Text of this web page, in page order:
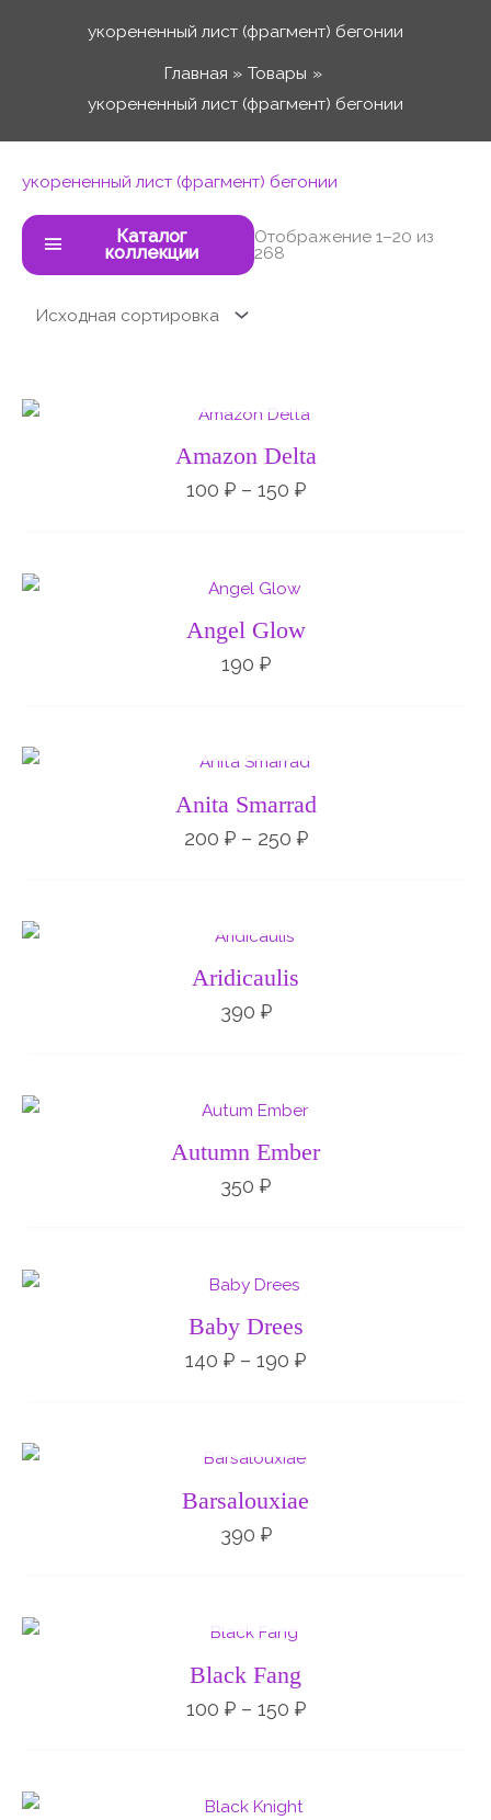
укорененный лист (фрагмент) бегонии
Главная
Товары
укорененный лист (фрагмент) бегонии
укорененный лист (фрагмент) бегонии
Каталог
коллекции
Отображение 1–20 из
268
Amazon Delta
100 ₽ – 150 ₽
Диапазон
цен:
–
150 ₽
Angel Glow
190 ₽
Anita Smarrad
200 ₽ – 250 ₽
Диапазон
цен:
200 ₽
–
250 ₽
Aridicaulis
390 ₽
Autumn Ember
350 ₽
Baby Drees
140 ₽ – 190 ₽190 ₽
Barsalouxiae
390 ₽
Black Fang
100 ₽ – 150 ₽150 ₽